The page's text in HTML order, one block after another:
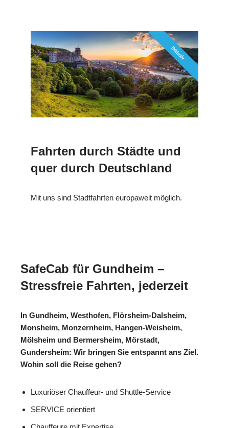
Fahrten durch Städte und
quer durch Deutschland
Mit uns sind Stadtfahrten europaweit möglich.
SafeCab für Gundheim –
Stressfreie Fahrten, jederzeit
In Gundheim, Westhofen, Flörsheim-Dalsheim,
Monsheim, Monzernheim, Hangen-Weisheim,
Mölsheim und Bermersheim, Mörstadt,
Gundersheim: Wir bringen Sie entspannt ans Ziel.
Wohin soll die Reise gehen?
Luxuriöser Chauffeur- und Shuttle-Service
SERVICE orientiert